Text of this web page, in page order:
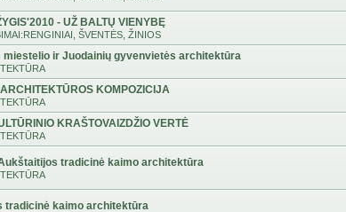
- UŽ BALTŲ VIENYBĘ
ŠVENTĖS, ŽINIOS
miestelio ir Juodainių gyvenvietės architektūra
KOMPOZICIJA
KRAŠTOVAIZDŽIO VERTĖ
tradicinė kaimo architektūra
tradicinė kaimo architektūra